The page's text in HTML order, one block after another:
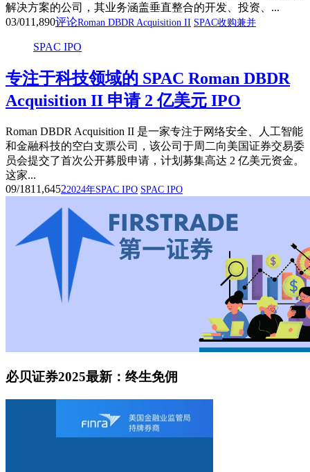
解决方案的公司，其业务涵盖垂直整合的开发、投资、...
03/01 1,890评论Roman DBDR Acquisition II SPAC收购兼并
SPAC IPO
专注于科技领域的 SPAC Roman DBDR
Acquisition II 申请 2 亿美元 IPO
Roman DBDR Acquisition II 是一家专注于网络安全、人工智能
和金融科技的空白支票公司，该公司于周二向美国证券交易委
员会提交了首次公开募股申请，计划募集高达 2 亿美元资金。
这家...
09/1811,64522024年SPAC IPO SPAC IPO
必贝证券2025最新：终生免佣